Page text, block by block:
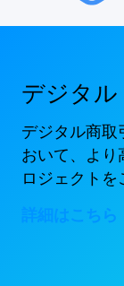
デジタル
デジタル商取
おいて、より
ロジェクトを
詳細はこちら